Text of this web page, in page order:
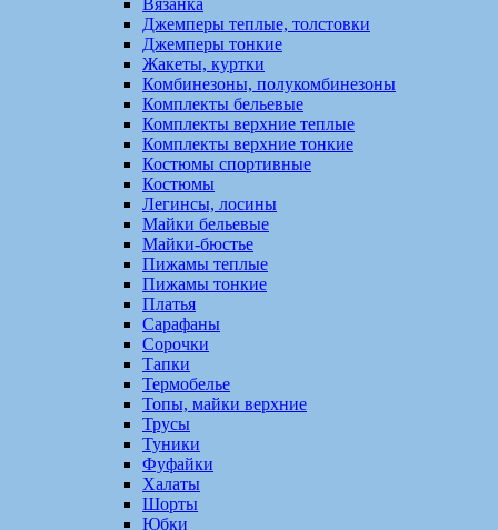
Вязанка
Джемперы теплые, толстовки
Джемперы тонкие
Жакеты, куртки
Комбинезоны, полукомбинезоны
Комплекты бельевые
Комплекты верхние теплые
Комплекты верхние тонкие
Костюмы спортивные
Костюмы
Легинсы, лосины
Майки бельевые
Майки-бюстье
Пижамы теплые
Пижамы тонкие
Платья
Сарафаны
Сорочки
Тапки
Термобелье
Топы, майки верхние
Трусы
Туники
Фуфайки
Халаты
Шорты
Юбки